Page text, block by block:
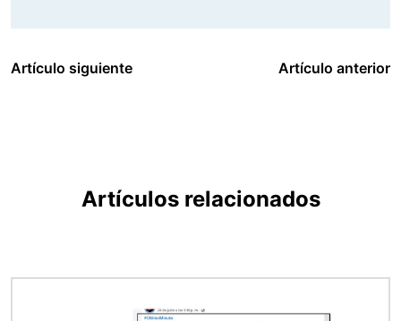
Artículo siguiente Artículo anterior
Artículos relacionados